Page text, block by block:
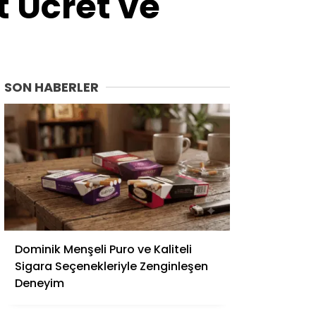
SON HABERLER
Dominik Menşeli Puro ve Kaliteli
Sigara Seçenekleriyle Zenginleşen
Deneyim